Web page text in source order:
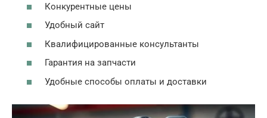
Конкурентные цены
Удобный сайт
Квалифицированные консультанты
Гарантия на запчасти
Удобные способы оплаты и доставки